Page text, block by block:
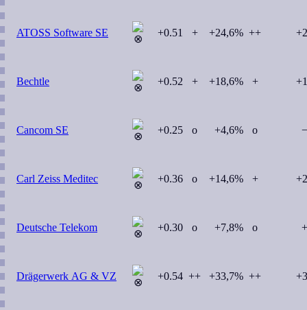
ATOSS Software SE +0.51 + +24,6% ++
Bechtle +0.52 + +18,6% +
Cancom SE +0.25 o +4,6% o
Carl Zeiss Meditec +0.36 o +14,6% +
Deutsche Telekom +0.30 o +7,8% o
Drägerwerk AG & VZ +0.54 ++ +33,7% ++